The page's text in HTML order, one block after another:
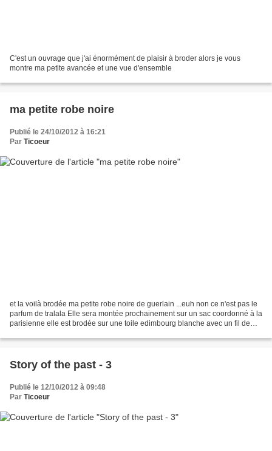
C'est un ouvrage que j'ai énormément de plaisir à broder alors je vous
montre ma petite avancée et une vue d'ensemble
ma petite robe noire
Publié le 24/10/2012 à 16:21
Par Ticoeur
et la voilà brodée ma petite robe noire de guerlain ...euh non ce n'est pas le
parfum de tralala Elle sera montée prochainement sur un sac coordonné à la
parisienne elle est brodée sur une toile edimbourg blanche avec un fil de
Story of the past - 3
Publié le 12/10/2012 à 09:48
Par Ticoeur